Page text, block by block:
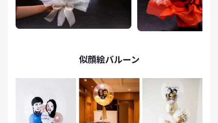
似顔絵バルーン